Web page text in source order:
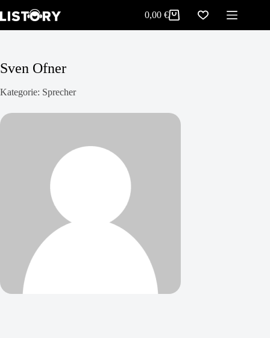
Inhalt
Warenkorb
0,00€
Sven Ofner
Kategorie: Sprecher